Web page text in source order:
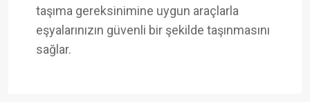
taşıma gereksinimine uygun araçlarla
eşyalarınızın güvenli bir şekilde taşınmasını
sağlar.